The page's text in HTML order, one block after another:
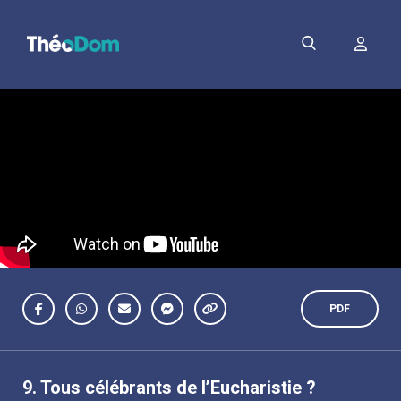
PDF
9. Tous célébrants de l’Eucharistie ?